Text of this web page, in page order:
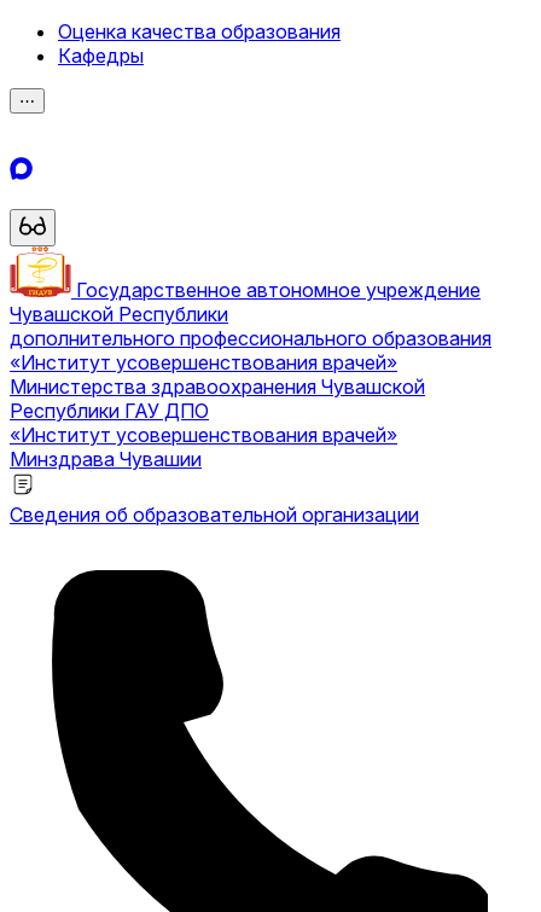
Оценка качества образования
Кафедры
⋯
Государственное автономное учреждение
Чувашской Республики
дополнительного профессионального образования
«Институт усовершенствования врачей»
Министерства здравоохранения Чувашской
Республики ГАУ ДПО
«Институт усовершенствования врачей»
Минздрава Чувашии
Сведения об образовательной организации